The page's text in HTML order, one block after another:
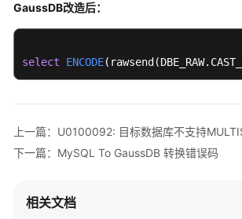
SQL
句
转
换
管
GaussDB改造后：
select ENCODE(
下一篇：MySQL To GaussDB 转换错误码
相关文档